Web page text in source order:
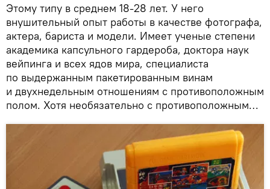
Этому типу в среднем 18-28 лет. У него
внушительный опыт работы в качестве фотографа,
актера, бариста и модели. Имеет ученые степени
академика капсульного гардероба, доктора наук
вейпинга и всех ядов мира, специалиста
по выдержанным пакетированным винам
и двухнедельным отношениям с противоположным
полом. Хотя необязательно с противоположным…